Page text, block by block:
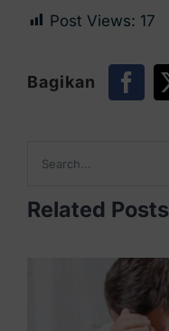
Post Views: 17
Bagikan
for:
Related Posts